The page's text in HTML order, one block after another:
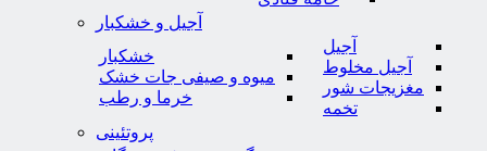
آجیل و خشکبار
آجیل
آجیل مخلوط
مغزیجات شور
تخمه
خشکبار
میوه و صیفی جات خشک
خرما و رطب
پروتئینی